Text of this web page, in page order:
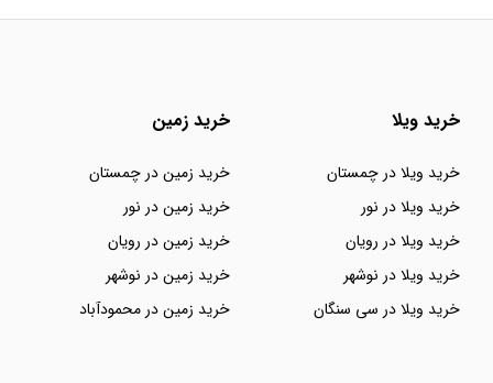
خرید ویلا
خرید ویلا در چمستان
خرید ویلا در نور
خرید ویلا در رویان
خرید ویلا در نوشهر
خرید ویلا در سی سنگان
خرید زمین
خرید زمین در چمستان
خرید زمین در نور
خرید زمین در رویان
خرید زمین در نوشهر
خرید زمین در محمودآباد